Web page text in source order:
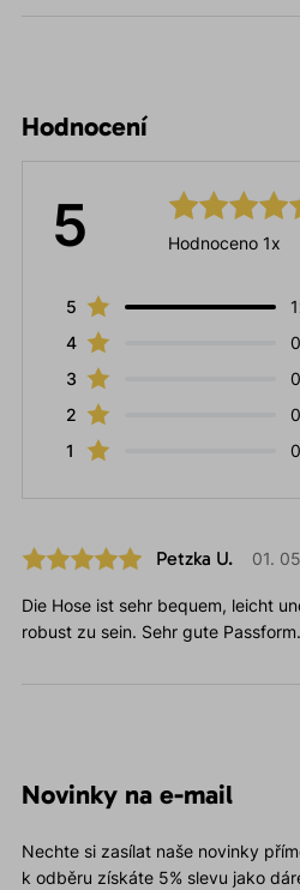
Hodnocení
5 Hodnoceno 1x
5
4
3
2
1
Petzka U. 01.
Die Hose ist sehr bequem, leicht
robust zu sein. Sehr gute Passform.
Novinky na e-mail
Nechte si zasílat naše novinky
k odběru získáte 5% slevu jako